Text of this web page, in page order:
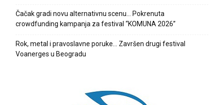
Čačak gradi novu alternativnu scenu… Pokrenuta
crowdfunding kampanja za festival “KOMUNA 2026”
Rok, metal i pravoslavne poruke… Završen drugi festival
Voanerges u Beogradu